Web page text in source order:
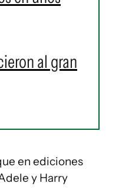
al gran
en ediciones
y Harry